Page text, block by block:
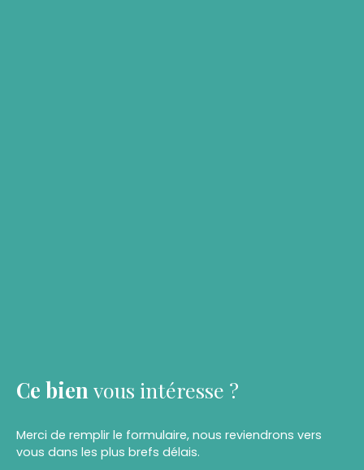
Ce bien vous intéresse ?
Merci de remplir le formulaire, nous reviendrons vers
vous dans les plus brefs délais.